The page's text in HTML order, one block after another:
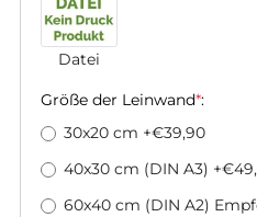
Datei
Größe der Leinwand*:
30x20 cm +€39,90
40x30 cm (DIN A3)
60x40 cm (DIN A2)